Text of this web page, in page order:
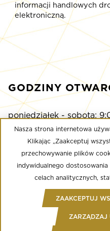
informacji handlowych
elektroniczną.
GODZINY
poniedziałek - sobota:
niedziela: 9:00 - 21:00
Multikino
poniedziałek -
Well Fitness
poniedziałek - niedziela:
Nasza strona internetowa
Klikając „Zaakceptuj
przechowywanie plików
indywidualnego
celach analitycznych,
ZAAKCEPTUJ
ZARZĄDZAJ